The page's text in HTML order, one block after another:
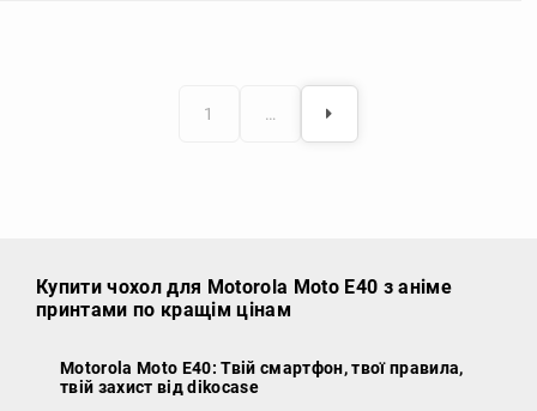
1 …
Купити чохол для Motorola Moto E40 з аніме
принтами по кращім цінам
Motorola Moto E40: Твій смартфон, твої правила,
твій захист від dikocase